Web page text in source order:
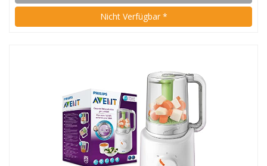
Nicht Verfügbar *